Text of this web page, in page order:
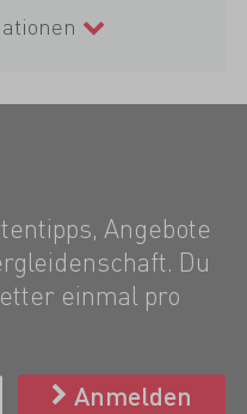
Angebote
Du
einmal pro
Anmelden